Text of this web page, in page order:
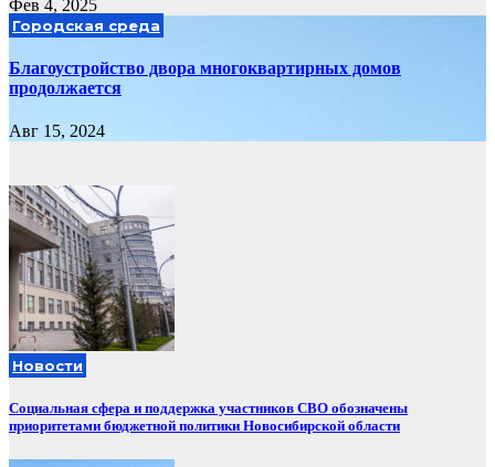
Фев 4, 2025
Городская среда
Благоустройство двора многоквартирных домов
продолжается
Авг 15, 2024
Новости
Социальная сфера и поддержка участников СВО обозначены
приоритетами бюджетной политики Новосибирской области